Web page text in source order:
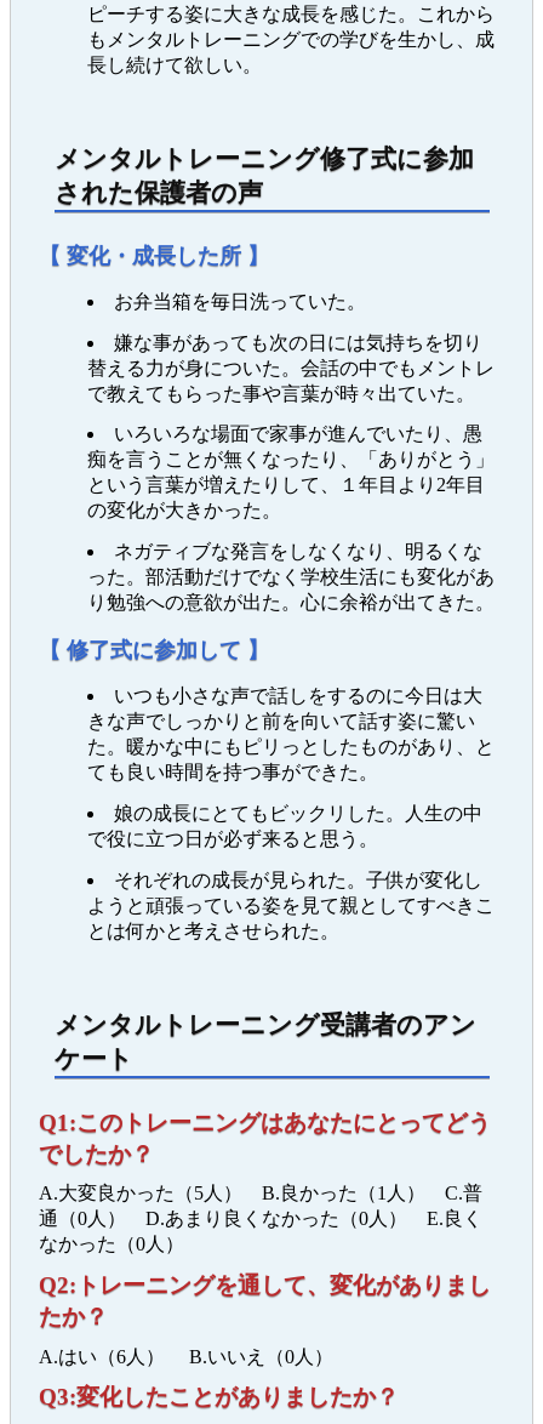
ピーチする姿に大きな成長を感じた。これから
もメンタルトレーニングでの学びを生かし、成
長し続けて欲しい。
メンタルトレーニング修了式に参加
された保護者の声
【 変化・成長した所 】
お弁当箱を毎日洗っていた。
嫌な事があっても次の日には気持ちを切り
替える力が身についた。会話の中でもメントレ
で教えてもらった事や言葉が時々出ていた。
いろいろな場面で家事が進んでいたり、愚
痴を言うことが無くなったり、「ありがとう」
という言葉が増えたりして、１年目より2年目
の変化が大きかった。
ネガティブな発言をしなくなり、明るくな
った。部活動だけでなく学校生活にも変化があ
り勉強への意欲が出た。心に余裕が出てきた。
【 修了式に参加して 】
いつも小さな声で話しをするのに今日は大
きな声でしっかりと前を向いて話す姿に驚い
た。暖かな中にもピリっとしたものがあり、と
ても良い時間を持つ事ができた。
娘の成長にとてもビックリした。人生の中
で役に立つ日が必ず来ると思う。
それぞれの成長が見られた。子供が変化し
ようと頑張っている姿を見て親としてすべきこ
とは何かと考えさせられた。
メンタルトレーニング受講者のアン
ケート
Q1:このトレーニングはあなたにとってどう
でしたか？
A.大変良かった（5人） B.良かった（1人） C.普
通（0人） D.あまり良くなかった（0人） E.良く
なかった（0人）
Q2:トレーニングを通して、変化がありまし
たか？
A.はい（6人） B.いいえ（0人）
Q3:変化したことがありましたか？